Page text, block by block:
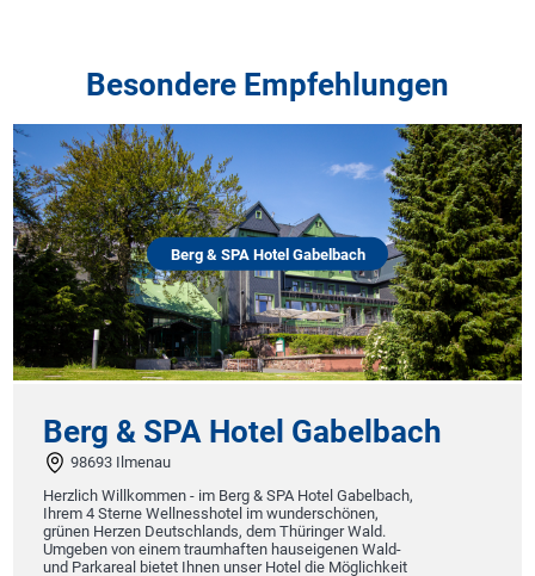
Besondere Empfehlungen
Berg & SPA Hotel Gabelbach
Berg & SPA Hotel Gabelbach
98693 Ilmenau
Herzlich Willkommen - im Berg & SPA Hotel Gabelbach,
Ihrem 4 Sterne Wellnesshotel im wunderschönen,
grünen Herzen Deutschlands, dem Thüringer Wald.
Umgeben von einem traumhaften hauseigenen Wald-
und Parkareal bietet Ihnen unser Hotel die Möglichkeit